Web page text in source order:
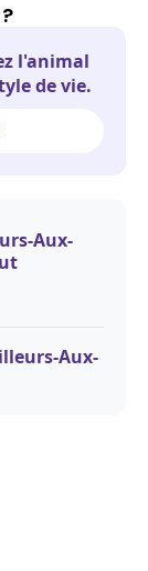
l'animal
de vie.
Aux-
Aux-